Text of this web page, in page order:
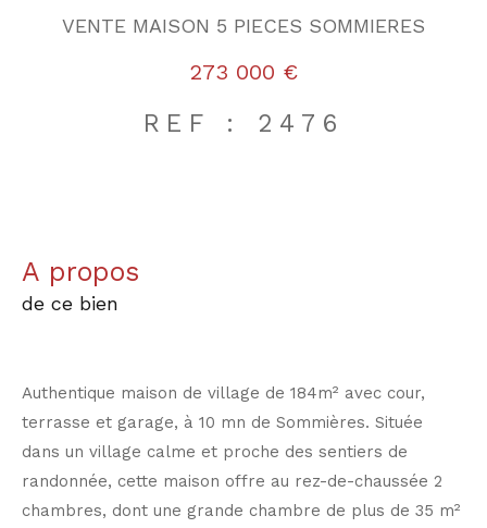
VENTE MAISON 5 PIECES SOMMIERES
273 000 €
REF : 2476
a propos
de ce bien
Authentique maison de village de 184m² avec cour,
terrasse et garage, à 10 mn de Sommières. Située
dans un village calme et proche des sentiers de
randonnée, cette maison offre au rez-de-chaussée 2
chambres, dont une grande chambre de plus de 35 m²